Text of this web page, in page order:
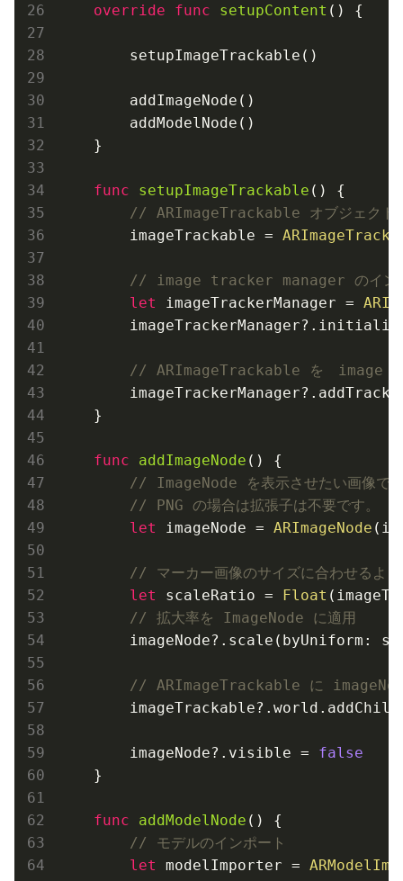
override func setupContent () {
        setupImageTrackable()
        addImageNode()
        addModelNode()
    }
func setupImageTrackable ()
{
// ARImageTrackable オブジェクトの
        imageTrackable =
// image tracker manager のインス
let
imageTrackerManager =
// ARImageTrackable を　image
    }
func addImageNode ()
{
// ImageNode を表示させたい画像で
// PNG の場合は拡張子は不要です。
let
imageNode = ARImageNode
// マーカー画像のサイズに合わせるよ
let
scaleRatio = Float
// 拡大率を ImageNode に適用
imageNode?.scale(byUniform:
// ARImageTrackable に
        imageNode?.visible =
false
    }
func addModelNode ()
{
// モデルのインポート
let
modelImporter =